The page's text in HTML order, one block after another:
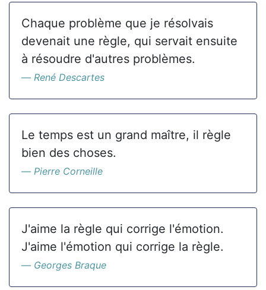
Chaque problème que je résolvais
devenait une règle, qui servait ensuite
à résoudre d'autres problèmes.
René Descartes
Le temps est un grand maître, il règle
bien des choses.
Pierre Corneille
J'aime la règle qui corrige l'émotion.
J'aime l'émotion qui corrige la règle.
Georges Braque